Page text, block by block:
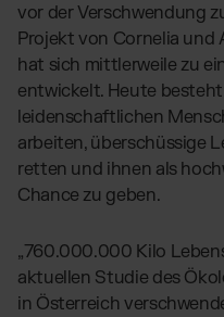
vor der Verschwendung
Projekt von Cornelia und
hat sich mittlerweile zu
entwickelt. Heute
leidenschaftlichen
arbeiten, überschüssige
retten und ihnen als
Chance zu geben.
„760.000.000 Kilo
aktuellen Studie des
in Österreich